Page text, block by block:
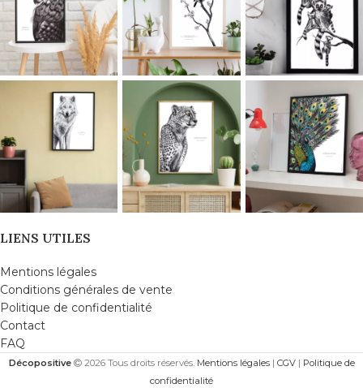
LIENS UTILES
Mentions légales
Conditions générales de vente
Politique de confidentialité
Contact
FAQ
Décopositive 2026 Tous droits réservés. Mentions légales| CGV| Politique de
confidentialité